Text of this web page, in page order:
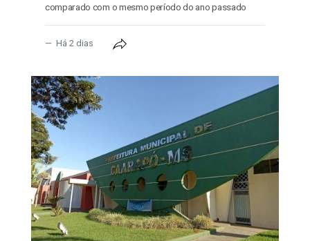
comparado com o mesmo período do ano passado
Há 2 dias